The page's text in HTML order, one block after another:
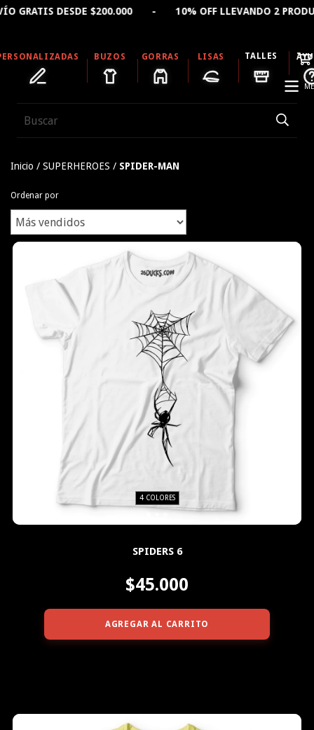
$200.000 - 10% OFF LLEVANDO 2 PRODUCTOS -
BUZOS GORRAS LISAS TALLES
Inicio / SUPERHEROES / SPIDER-MAN
Ordenar por
4 COLORES
SPIDERS 6
$45.000
AGREGAR AL CARRITO